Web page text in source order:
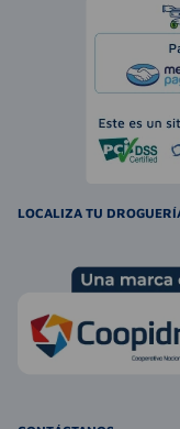
LOCALIZA TU